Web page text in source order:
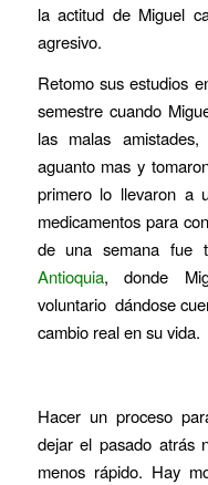
la actitud de Miguel
agresivo.
Retomo sus estudios
semestre cuando
las malas
aguanto mas y
primero lo llevaron a
medicamentos para
de una semana fue
Antioquia, donde
voluntario dándose
cambio real en su vida.
Hacer un proceso
dejar el pasado atrás
menos rápido. Hay